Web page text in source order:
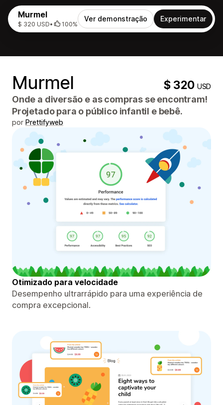
Murmel
$ 320 USD• 100%
Ver demonstração Experimentar
Murmel $ 320USD
Onde a diversão e as compras se encontram!
Projetado para o público infantil e bebê.
por Prettifyweb
Otimizado para velocidade
Desempenho ultrarrápido para uma experiência de
compra excepcional.